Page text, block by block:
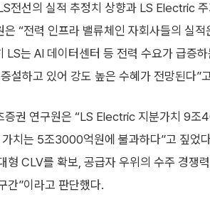
전선의 실적 추정치 상향과 LS Electric
은 “전력 인프라 밸류체인 자회사들의 실
LS는 AI 데이터센터 등 전력 수요가 급증
설하고 있어 강도 높은 수혜가 전망된다”
증권 연구원은 “LS Electric 지분가치 9조
치는 5조3000억원에 불과하다”고 짚었
형 CLV를 확보, 공급자 우위의 수주 경쟁
간”이라고 판단했다.